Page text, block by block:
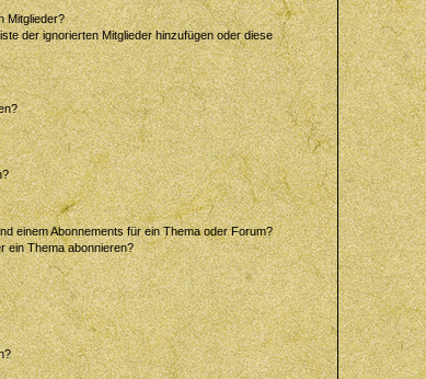
Mitglieder?
der ignorierten Mitglieder hinzufügen oder diese
einem Abonnements für ein Thema oder Forum?
ein Thema abonnieren?